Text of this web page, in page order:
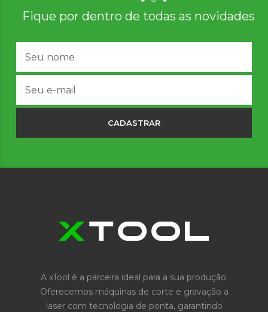
Fique por dentro de todas as novidades
CADASTRAR
A xTool é a parceira ideal para a sua produção.
Oferecemos máquinas de corte e gravação a
laser com tecnologia de ponta, garantindo